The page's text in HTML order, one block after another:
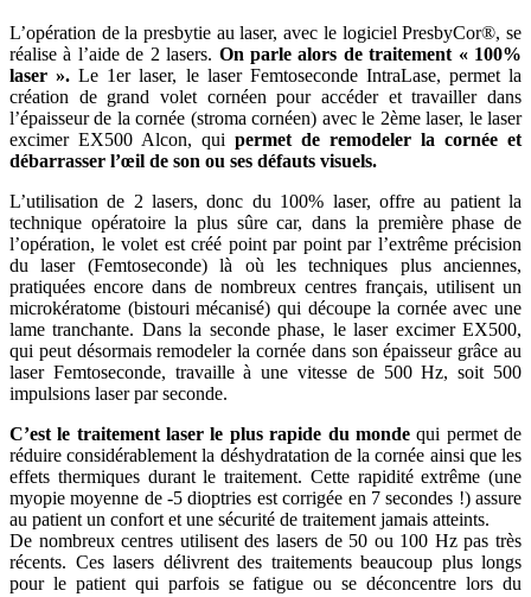
L’opération de la presbytie au laser, avec le logiciel PresbyCor®, se
réalise à l’aide de 2 lasers. On parle alors de traitement « 100%
laser ». Le 1er laser, le laser Femtoseconde IntraLase, permet la
création de grand volet cornéen pour accéder et travailler dans
l’épaisseur de la cornée (stroma cornéen) avec le 2ème laser, le laser
excimer EX500 Alcon, qui permet de remodeler la cornée et
débarrasser l’œil de son ou ses défauts visuels.
L’utilisation de 2 lasers, donc du 100% laser, offre au patient la
technique opératoire la plus sûre car, dans la première phase de
l’opération, le volet est créé point par point par l’extrême précision
du laser (Femtoseconde) là où les techniques plus anciennes,
pratiquées encore dans de nombreux centres français, utilisent un
microkératome (bistouri mécanisé) qui découpe la cornée avec une
lame tranchante. Dans la seconde phase, le laser excimer EX500,
qui peut désormais remodeler la cornée dans son épaisseur grâce au
laser Femtoseconde, travaille à une vitesse de 500 Hz, soit 500
impulsions laser par seconde.
C’est le traitement laser le plus rapide du mondequi permet de
réduire considérablement la déshydratation de la cornée ainsi que les
effets thermiques durant le traitement. Cette rapidité extrême (une
myopie moyenne de -5 dioptries est corrigée en 7 secondes !) assure
au patient un confort et une sécurité de traitement jamais atteints.
De nombreux centres utilisent des lasers de 50 ou 100 Hz pas très
récents. Ces lasers délivrent des traitements beaucoup plus longs
pour le patient qui parfois se fatigue ou se déconcentre lors du